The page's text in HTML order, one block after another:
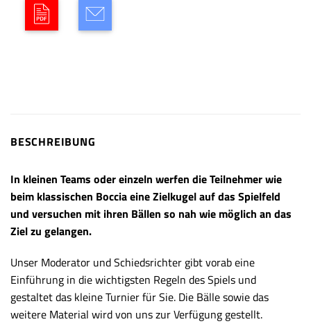
BESCHREIBUNG
In kleinen Teams oder einzeln werfen die Teilnehmer wie
beim klassischen Boccia eine Zielkugel auf das Spielfeld
und versuchen mit ihren Bällen so nah wie möglich an das
Ziel zu gelangen.
Unser Moderator und Schiedsrichter gibt vorab eine
Einführung in die wichtigsten Regeln des Spiels und
gestaltet das kleine Turnier für Sie. Die Bälle sowie das
weitere Material wird von uns zur Verfügung gestellt.